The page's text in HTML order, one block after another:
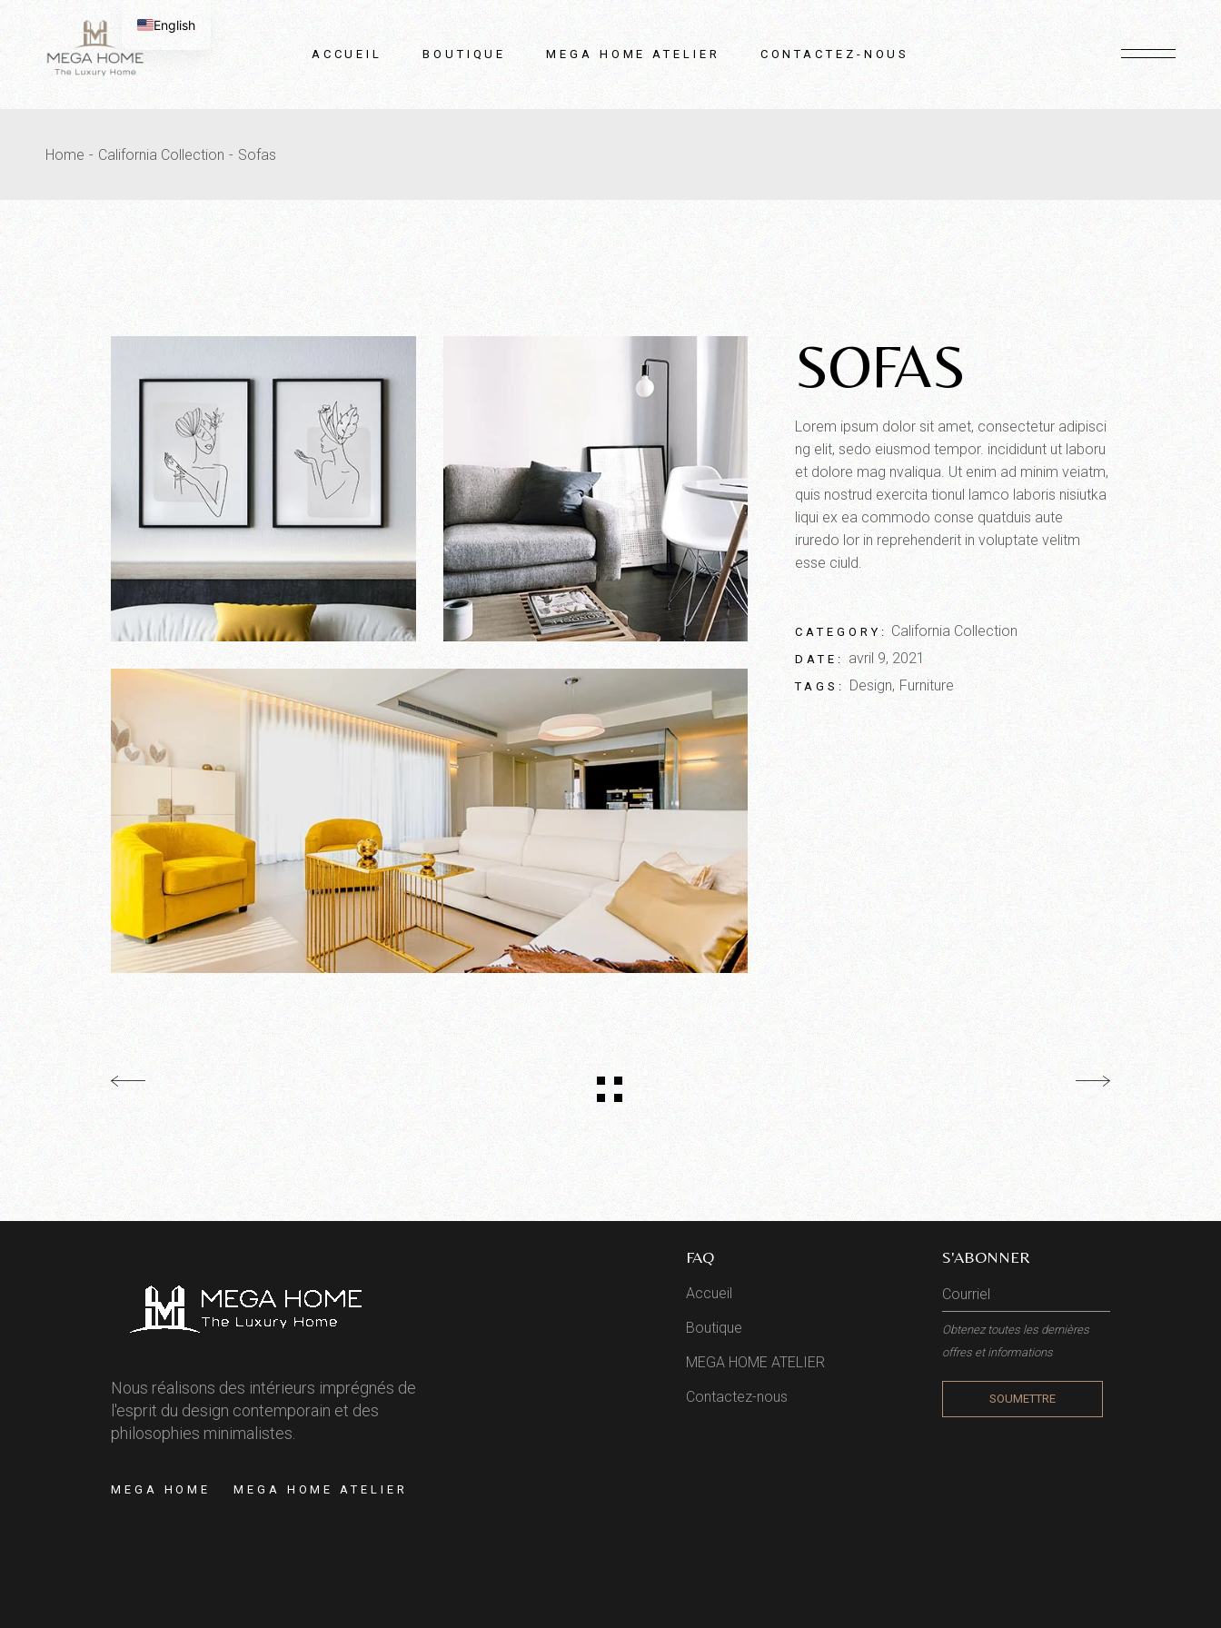
contenu
ACCUEIL BOUTIQUE MEGA HOME ATELIER CONTACTEZ-NOUS
Home California Collection Sofas
SOFAS
Lorem ipsum dolor sit amet, consectetur adipisci
ng elit, sedo eiusmod tempor. incididunt ut laboru
et dolore mag nvaliqua. Ut enim ad minim veiatm,
quis nostrud exercita tionul lamco laboris nisiutka
liqui ex ea commodo conse quatduis aute
iruredo lor in reprehenderit in voluptate velitm
esse ciuld.
CATEGORY: California Collection
DATE: avril 9, 2021
TAGS: Design Furniture
Nous réalisons des intérieurs imprégnés de
l'esprit du design contemporain et des
philosophies minimalistes.
MEGA HOME MEGA HOME ATELIER
FAQ
Accueil
Boutique
MEGA HOME ATELIER
Contactez-nous
S'ABONNER
Obtenez toutes les dernières
offres et informations
SOUMETTRE
English